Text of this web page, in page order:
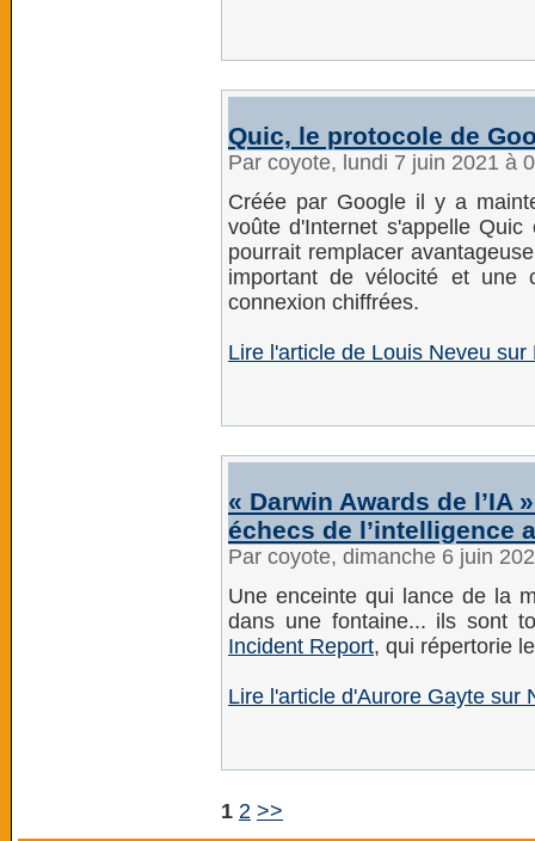
Quic, le protocole de
Par coyote, lundi 7 juin 2021 à
Créée par Google il y a
voûte d'Internet s'appelle
pourrait remplacer
important de vélocité et une
connexion chiffrées.
Lire l'article de Louis Neveu sur
« Darwin Awards de l’IA
échecs de l’intelligence
Par coyote, dimanche 6 juin
Une enceinte qui lance de la
dans une fontaine... ils sont
Incident Report, qui répertorie
Lire l'article d'Aurore Gayte sur
1 2 >>